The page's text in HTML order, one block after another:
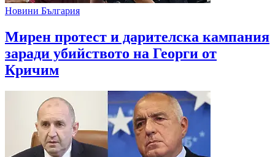
Новини България
Мирен протест и дарителска кампания
заради убийството на Георги от
Кричим